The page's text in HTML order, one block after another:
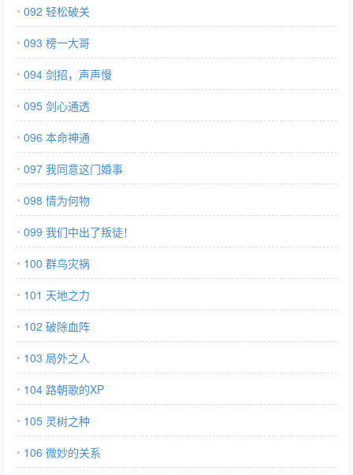
092 轻松破关
093 榜一大哥
094 剑招，声声慢
095 剑心通透
096 本命神通
097 我同意这门婚事
098 情为何物
099 我们中出了叛徒！
100 群鸟灾祸
101 天地之力
102 破除血阵
103 局外之人
104 路朝歌的XP
105 灵树之种
106 微妙的关系